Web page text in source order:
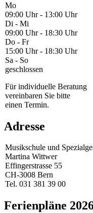
Mo
09:00 Uhr - 13:00 Uhr
Di - Mi
09:00 Uhr - 18:30 Uhr
Do - Fr
15:00 Uhr - 18:30 Uhr
Sa - So
geschlossen
Für individuelle Beratung
vereinbaren Sie bitte
einen Termin.
Adresse
Musikschule und
Martina Wittwer
Effingerstrasse 55
CH-3008 Bern
Tel. 031 381 39 00
Ferienpläne